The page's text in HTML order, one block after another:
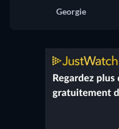
Georgie